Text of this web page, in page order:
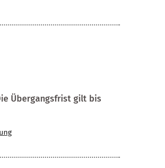
Übergangsfrist gilt bis